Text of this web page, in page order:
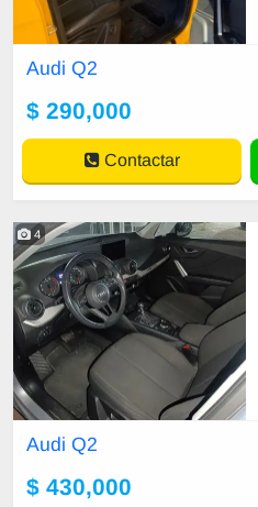
Audi Q2
$ 290,000
Contactar
4
Audi Q2
$ 430,000